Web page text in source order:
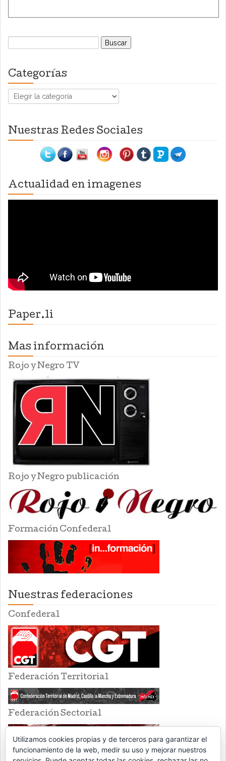
Buscar:
Categorías
Categorías
Nuestras Redes Sociales
Actualidad en imagenes
Paper.li
Mas información
Rojo y Negro TV
Rojo y Negro publicación
Formación Confederal
Nuestras federaciones
Confederal
Federación Territorial
Federación Sectorial
Utilizamos cookies propias y de terceros para garantizar el
funcionamiento de la web, medir su uso y mejorar nuestros